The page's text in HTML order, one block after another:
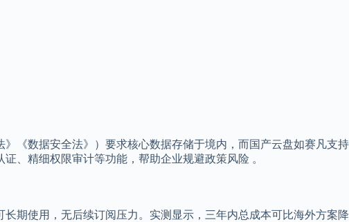
《数据安全法》）要求核心数据存储于境内，而国产云盘如赛凡支持
、精细权限审计等功能，帮助企业规避政策风险 。
长期使用，无后续订阅压力。实测显示，三年内总成本可比海外方案降